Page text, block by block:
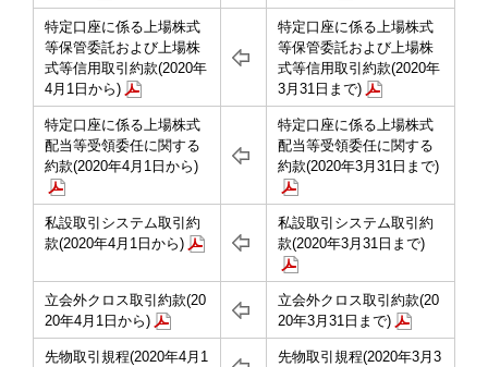
特定口座に係る上場株式
等保管委託および上場株
式等信用取引約款(2020年
4月1日から)
特定口座に係る上場株式
等保管委託および上場株
式等信用取引約款(2020年
3月31日まで)
特定口座に係る上場株式
配当等受領委任に関する
約款(2020年4月1日から)
特定口座に係る上場株式
配当等受領委任に関する
約款(2020年3月31日まで)
私設取引システム取引約
款(2020年4月1日から)
私設取引システム取引約
款(2020年3月31日まで)
立会外クロス取引約款(20
20年4月1日から)
立会外クロス取引約款(20
20年3月31日まで)
先物取引規程(2020年4月1
先物取引規程(2020年3月3